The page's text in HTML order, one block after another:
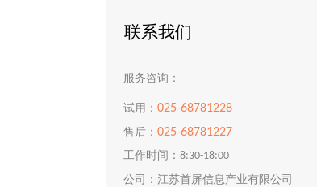
联系我们
服务咨询：
试用：025-68781228
售后：025-68781227
工作时间：8:30-18:00
公司：江苏首屏信息产业有限公司